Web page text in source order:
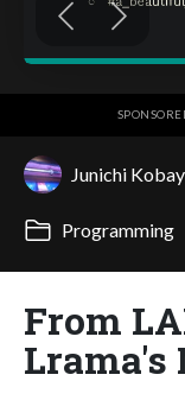
Junichi
Programming
From
Lrama's